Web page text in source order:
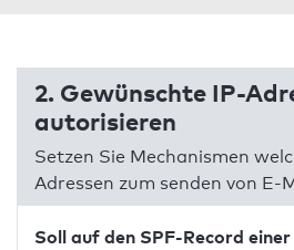
2. Gewünschte IP-
autorisieren
Setzen Sie Mechanismen
Adressen zum senden von E-
Soll auf den SPF-Record